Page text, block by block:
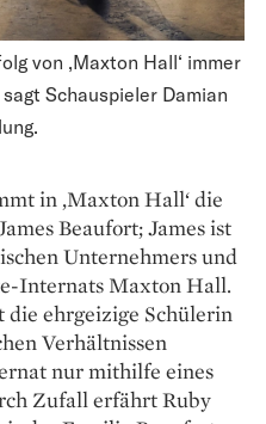
von ‚Maxton Hall‘ immer
Schauspieler Damian
in ,Maxton Hall‘ die
Beaufort; James ist
Unternehmers und
Internats Maxton Hall.
die ehr­geizige Schülerin
Verhältnissen
nur ­mithilfe ­eines
Zufall erfährt Ruby